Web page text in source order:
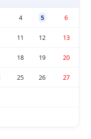
4 5 6
11 12 13
18 19 20
25 26 27